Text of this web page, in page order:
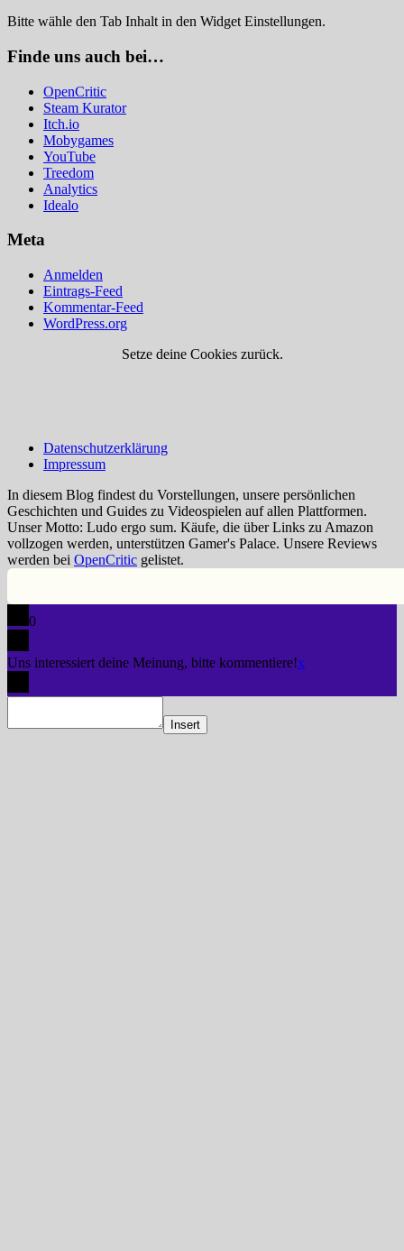
Bitte wähle den Tab Inhalt in den Widget Einstellungen.
Finde uns auch bei…
OpenCritic
Steam Kurator
Itch.io
Mobygames
YouTube
Treedom
Analytics
Idealo
Meta
Anmelden
Eintrags-Feed
Kommentar-Feed
WordPress.org
Setze deine Cookies zurück.
Datenschutzerklärung
Impressum
In diesem Blog findest du Vorstellungen, unsere persönlichen
Geschichten und Guides zu Videospielen auf allen Plattformen.
Unser Motto: Ludo ergo sum. Käufe, die über Links zu Amazon
vollzogen werden, unterstützen Gamer's Palace. Unsere Reviews
werden bei OpenCritic gelistet.
0
Uns interessiert deine Meinung, bitte kommentiere!x
Insert